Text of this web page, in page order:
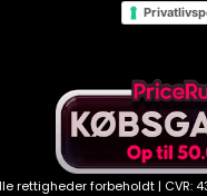
rettigheder forbeholdt | CVR: